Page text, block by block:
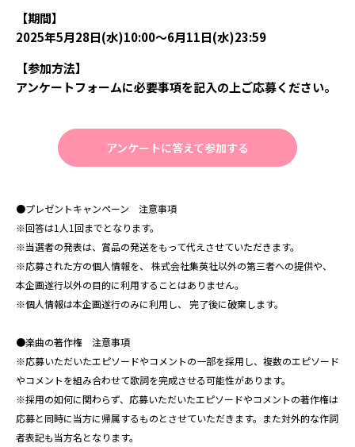
【期間】
2025年5月28日(水)10:00〜6月11日(水)23:59
【参加方法】
アンケートフォームに必要事項を記入の上ご応募ください。
アンケートに答えて参加する
●プレゼントキャンペーン 注意事項
※回答は1人1回までとなります。
※当選者の発表は、賞品の発送をもって代えさせていただきます。
※応募された方の個人情報を、 株式会社集英社以外の第三者への提供や、
本企画遂行以外の目的に利用することはありません。
※個人情報は本企画遂行のみに利用し、 完了後に破棄します。
●楽曲の著作権 注意事項
※応募いただいたエピソードやコメントの一部を採用し、複数のエピソード
やコメントを組み合わせて歌詞を完成させる可能性があります。
※採用の如何に関わらず、応募いただいたエピソードやコメントの著作権は
応募と同時に当方に帰属するものとさせていただきます。また対外的な作詞
者表記も当方名となります。